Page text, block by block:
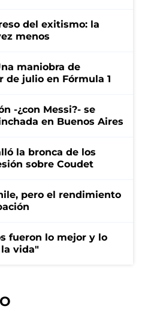
del exitismo: la
menos
maniobra de
de julio en Fórmula 1
-¿con Messi?- se
en Buenos Aires
la bronca de los
sobre Coudet
pero el rendimiento
fueron lo mejor y lo
vida"